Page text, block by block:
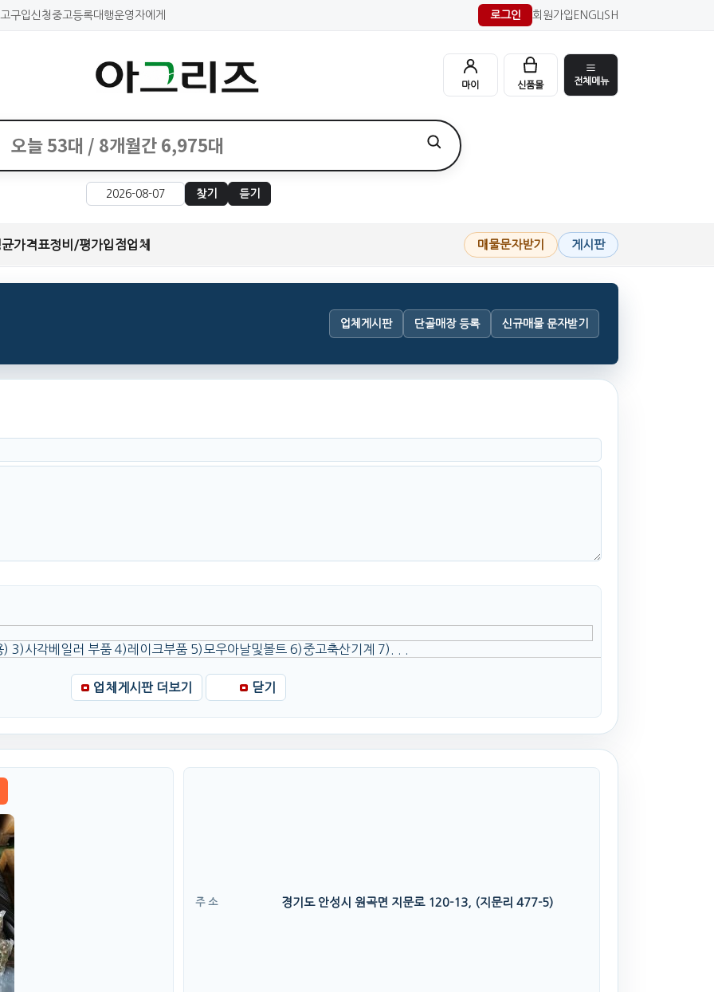
구입신청중고등록대행운영자에게 로그인 회원가입 ENGLISH
찾기 듣기
마이 신품몰 전체메뉴
가격표정비/평가입점업체 매물문자받기 게시판
업체게시판 단골매장 등록 신규매물 문자받기
3)사각베일러 부품 4)레이크부품 5)모우아날및볼트 6)중고축산기계 7). . .
업체게시판 더보기 닫기
주 소 경기도 안성시 원곡면 지문로 120-13, (지문리 477-5)